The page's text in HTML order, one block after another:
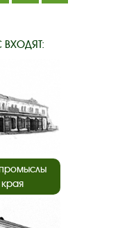
ВХОДЯТ: